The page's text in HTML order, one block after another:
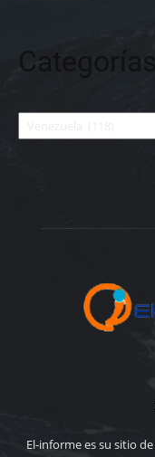
Categorías
Categorías
El-informe es su sitio